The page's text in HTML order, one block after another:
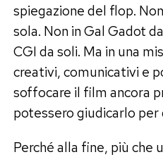
spiegazione del flop.
sola. Non in Gal Gadot
CGI da soli. Ma in una
creativi, comunicativi e
soffocare il film ancora
potessero giudicarlo per
Perché alla fine, più che